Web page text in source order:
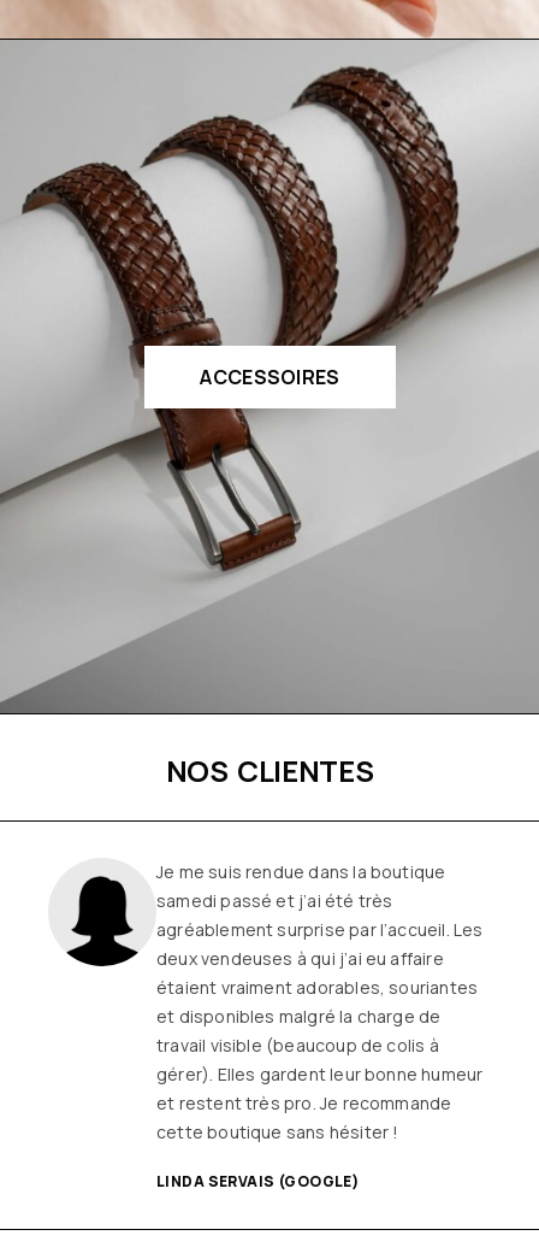
ACCESSOIRES
NOS CLIENTES
Je me suis rendue dans la boutique
samedi passé et j’ai été très
agréablement surprise par l’accueil. Les
deux vendeuses à qui j’ai eu affaire
étaient vraiment adorables, souriantes
et disponibles malgré la charge de
travail visible (beaucoup de colis à
gérer). Elles gardent leur bonne humeur
et restent très pro. Je recommande
cette boutique sans hésiter !
LINDA SERVAIS (GOOGLE)